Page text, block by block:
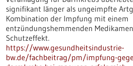
signifikant länger als ungeimpfte
Kombination der Impfung mit einem
entzündungshemmenden
Schutzeffekt.
https://www.gesundheitsindustrie-
bw.de/fachbeitrag/pm/impfung-